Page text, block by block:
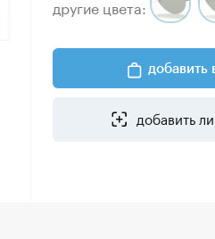
другие цвета:
добавить
добавить